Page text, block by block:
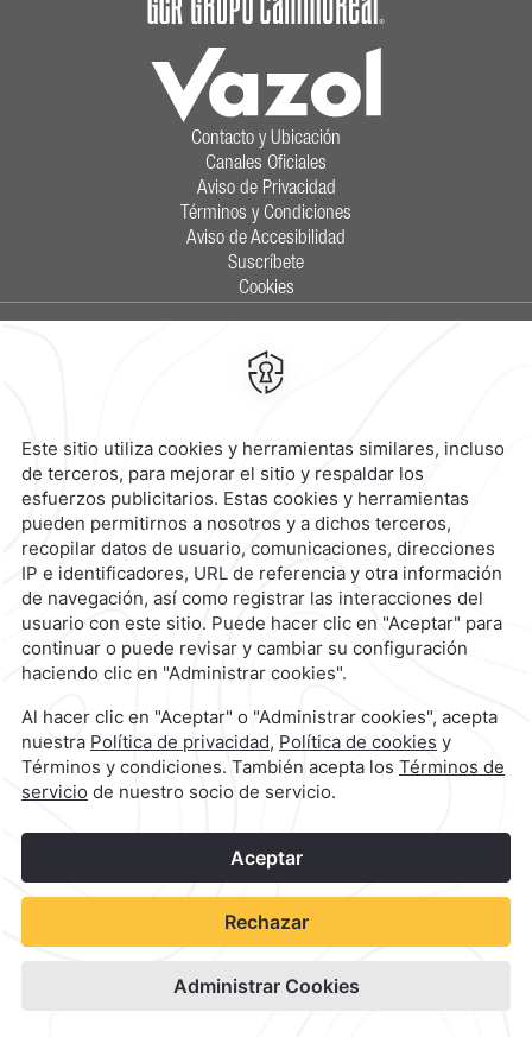
Contacto y Ubicación
Canales Oficiales
Aviso de Privacidad
Términos y Condiciones
Aviso de Accesibilidad
Suscríbete
Cookies
Calzada General Mariano Escobedo
11590,
Reservaciones | 800 901 2300
contacto@caminoreal.com
reservaciones@caminoreal.com
©2026 Grupo Camino Real
1